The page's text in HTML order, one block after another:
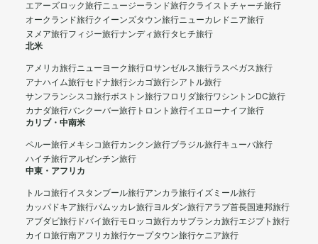
エアーズロック旅行ニュージーランド旅行クライストチャーチ旅行
オークランド旅行クイーンズタウン旅行ニューカレドニア旅行
ヌメア旅行フィジー旅行ナンディ旅行タヒチ旅行
北米
アメリカ旅行ニューヨーク旅行ロサンゼルス旅行ラスベガス旅行
アナハイム旅行セドナ旅行シカゴ旅行シアトル旅行
サンフランシスコ旅行ボストン旅行フロリダ旅行ワシントンDC旅行
カナダ旅行バンクーバー旅行 トロント旅行イエローナイフ旅行
カリブ・中南米
ペルー旅行メキシコ旅行カンクン旅行ブラジル旅行キューバ旅行
ハイチ旅行アルゼンチン旅行
中東・アフリカ
トルコ旅行イスタンブール旅行アンカラ旅行イズミール旅行
カッパドキア旅行パムッカレ旅行ヨルダン旅行アラブ首長国連邦旅行
アブダビ旅行 ドバイ旅行モロッコ旅行カサブランカ旅行エジプト旅行
カイロ旅行南アフリカ旅行ケープタウン旅行ケニア旅行